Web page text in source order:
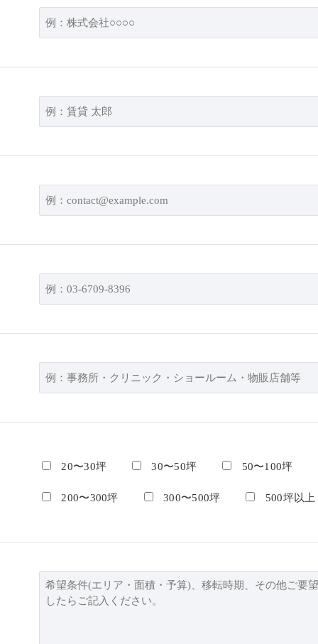
20〜30坪 30〜50坪 50〜100坪
200〜300坪 300〜500坪 500坪以上